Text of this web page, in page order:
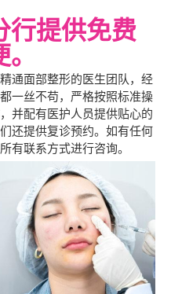
行提供免费
通面部整形的医生团队，经
一丝不苟，严格按照标准操
并配有医护人员提供贴心的
还提供复诊预约。如有任何
有联系方式进行咨询。